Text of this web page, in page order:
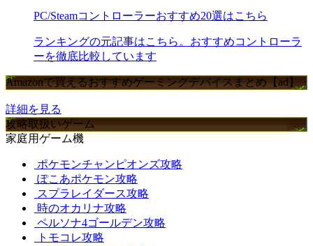
PC/Steamコントローラーおすすめ20選はこちら
ランキングの元記事はこちら。おすすめコントローラ
ーを徹底比較しています
Amazonで買えるおすすめゲーミングデバイスまとめ【ad】
詳細を見る
攻略取扱いゲーム
家庭用ゲーム機
ポケモンチャンピオンズ攻略
ぽこあポケモン攻略
スプラレイダース攻略
時のオカリナ攻略
ペルソナ4ゴールデン攻略
トモコレ攻略